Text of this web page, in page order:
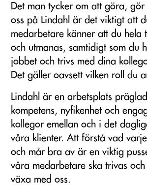
Det man tycker om att göra,
oss på Lindahl är det viktigt att
medarbetare känner att du hela
och utmanas, samtidigt som du
jobbet och trivs med dina
Det gäller oavsett vilken roll du
Lindahl är en arbetsplats
kompetens, nyfikenhet och
kollegor emellan och i det
våra klienter. Att förstå vad
och mår bra av är en viktig
våra medarbetare ska trivas
växa med oss.